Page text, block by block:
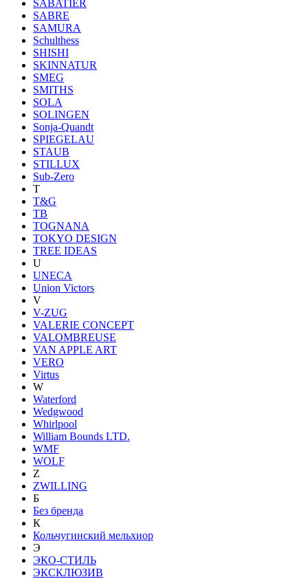
SABATIER
SABRE
SAMURA
Schulthess
SHISHI
SKINNATUR
SMEG
SMITHS
SOLA
SOLINGEN
Sonja-Quandt
SPIEGELAU
STAUB
STILLUX
Sub-Zero
T
T&G
TB
TOGNANA
TOKYO DESIGN
TREE IDEAS
U
UNECA
Union Victors
V
V-ZUG
VALERIE CONCEPT
VALOMBREUSE
VAN APPLE ART
VERO
Virtus
W
Waterford
Wedgwood
Whirlpool
William Bounds LTD.
WMF
WOLF
Z
ZWILLING
Б
Без бренда
К
Кольчугинский мельхиор
Э
ЭКО-СТИЛЬ
ЭКСКЛЮЗИВ